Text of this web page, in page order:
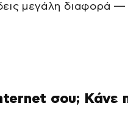
μεγάλη διαφορά —
σου; Κάνε